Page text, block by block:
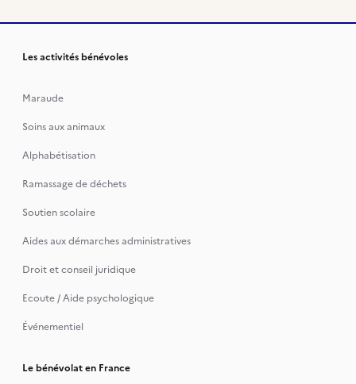
Les activités bénévoles
Maraude
Soins aux animaux
Alphabétisation
Ramassage de déchets
Soutien scolaire
Aides aux démarches administratives
Droit et conseil juridique
Ecoute / Aide psychologique
Événementiel
Le bénévolat en France